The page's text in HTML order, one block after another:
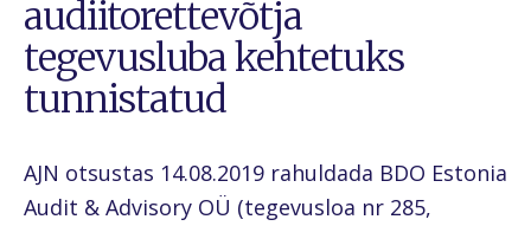
audiitorettevõtja
tegevusluba kehtetuks
tunnistatud
AJN otsustas 14.08.2019 rahuldada BDO Estonia
Audit & Advisory OÜ (tegevusloa nr 285,